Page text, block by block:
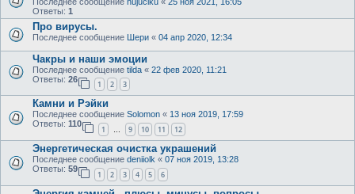
Ответы: 1
Про вирусы.
Последнее сообщение Шери « 04 апр 2020, 12:34
Чакры и наши эмоции
Последнее сообщение tilda « 22 фев 2020, 11:21
Ответы: 26
1 2 3
Камни и Рэйки
Последнее сообщение Solomon « 13 ноя 2019, 17:59
Ответы: 110
1 … 9 10 11 12
Энергетическая очистка украшений
Последнее сообщение deniiolk « 07 ноя 2019, 13:28
Ответы: 59
1 2 3 4 5 6